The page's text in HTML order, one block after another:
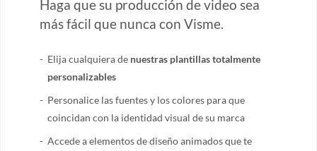
Haga que su producción de video sea
más fácil que nunca con Visme.
Elija cualquiera de nuestras plantillas totalmente
personalizables
Personalice las fuentes y los colores para que
coincidan con la identidad visual de su marca
Accede a elementos de diseño animados que te